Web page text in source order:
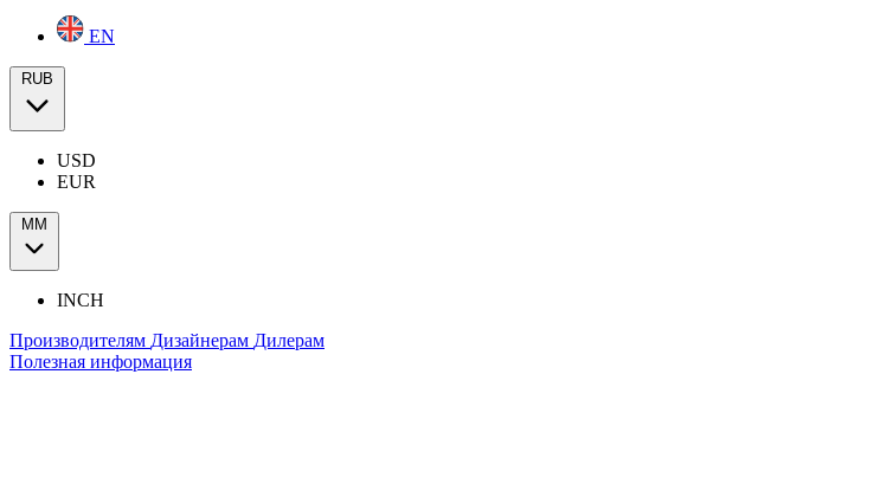
EN
RUB
USD
EUR
ММ
INCH
Производителям Дизайнерам Дилерам
Полезная информация